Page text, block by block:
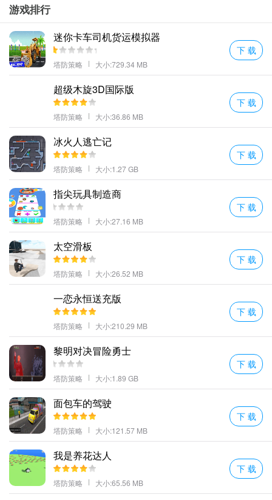
注意：本游戏为英文安装包安卓下载的游戏包名为：BlokinBuddies
布洛克朋友是翻译成中文的名称
布洛克普兹说明
方块工艺游戏中的粉丝最爱返回全新游戏
吸引您的大脑解锁Blokin世界所提供的一切。聪明而有逻辑的比赛会
带来奖金！简单易学很难掌握BlokinBuddies是益智类游戏的绝佳补
五颜六色的积木方块等你来收集挑战跑酷高分;
在这里进行的各种的冒险和战斗选择你的布洛克勇士来培养他们他
们的战斗力都是十分的多样的有许多不同的培养方式。
有许多有趣的游戏级别需要挑战。不同的游戏级别有不同的游戏乐
趣玩家自由选择你;
布洛克普兹特色
尽可能多的搜集那些小方块这可以兑换一些游戏道具帮助你自己。
将方块拖放到拼图区打破所有带数字的方块获得最高分
有多种形式的竞争利用节奏感发挥我们的力量完成挑战。
收集足够的道具来帮助自己快速消除持续连消更轻松整体的操作难
玩家可以自由的选择关卡的难度不同的难度对应不同的挑战任务。
丰富的游戏关卡无限挑战的趣味性。
布洛克普兹亮点
简单轻松的操作方式每个玩家都能快速的上手。
全新的游戏各个冒险中的玩家将可以和各种的勇士一起消灭怪物来
冒险游戏。
后面的游戏关卡难度也会不断的提升合理地使用游戏道具。
与相同条件的对手发生冲突！随机镜像比赛！
你还可以踏上一段美妙的旅途指尖控制着你的角色去冒险个不同难
度级别的关卡等你来完成；
制定正确的路线是你自己的主要游戏任务仔细的思考。
游戏排行
迷你卡车司机货运模拟器
塔防策略 大小:729.34 MB
下 载
超级木旋3D国际版
塔防策略 大小:36.86 MB
下 载
冰火人逃亡记
塔防策略 大小:1.27 GB
下 载
指尖玩具制造商
塔防策略 大小:27.16 MB
下 载
太空滑板
塔防策略 大小:26.52 MB
下 载
一恋永恒送充版
塔防策略 大小:210.29 MB
下 载
黎明对决冒险勇士
塔防策略 大小:1.89 GB
下 载
面包车的驾驶
塔防策略 大小:121.57 MB
下 载
我是养花达人
塔防策略 大小:65.56 MB
下 载